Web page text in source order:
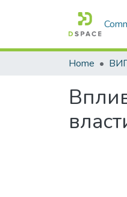
Home